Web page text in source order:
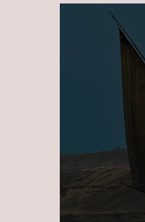
Skip to main content